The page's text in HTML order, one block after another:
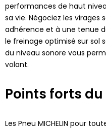
performances de haut
sa vie. Négociez les
adhérence et à une tenue
le freinage optimisé sur sol
du niveau sonore vous
volant.
Points forts
Les Pneu MICHELIN pour